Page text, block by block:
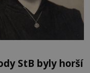
StB byly horší